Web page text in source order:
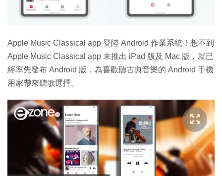
Apple Music Classical app 登陸 Android 作業系統！想不到
Apple Music Classical app 未推出 iPad 版及 Mac 版，就已
經率先發布 Android 版，為喜歡聽古典音樂的 Android 手機
用家帶來聽歌選擇。